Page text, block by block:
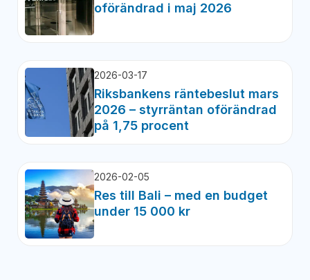
oförändrad i maj 2026
2026-03-17
Riksbankens räntebeslut mars
2026 – styrräntan oförändrad
på 1,75 procent
2026-02-05
Res till Bali – med en budget
under 15 000 kr